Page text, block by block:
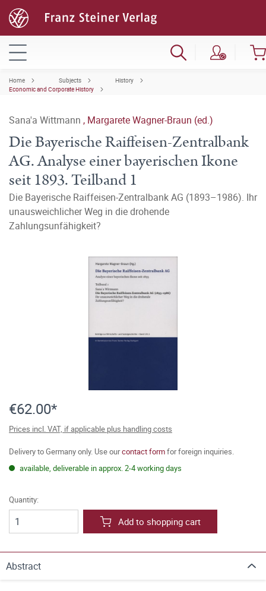
Home Subjects
History
Economic and Corporate History
Sana'a Wittmann , Margarete Wagner-Braun (ed.)
Die Bayerische Raiffeisen-Zentralbank
AG. Analyse einer bayerischen Ikone
seit 1893. Teilband 1
Die Bayerische Raiffeisen-Zentralbank AG (1893–1986). Ihr
unausweichlicher Weg in die drohende
Zahlungsunfähigkeit?
€62.00*
Prices incl. VAT, if applicable plus handling costs
Delivery to Germany only. Use ourcontact formfor foreign inquiries.
available, deliverable in approx. 2-4 working days
Quantity:
Add to shopping cart
Abstract